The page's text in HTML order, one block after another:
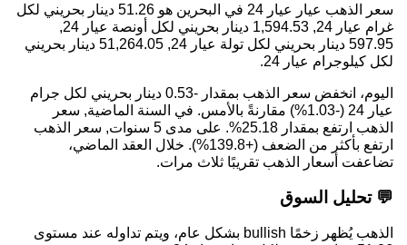
سعر الذهب عيار عيار 24 في البحرين هو 51.26 دينار بحريني لكل
غرام عيار 24,
1,594.53 دينار بحريني لكل أونصة عيار 24,
597.95 دينار بحريني لكل تولة عيار 24, 51,264.05 دينار بحريني
لكل كيلوجرام عيار 24.
اليوم، انخفض سعر الذهب بمقدار -0.53 دينار بحريني لكل جرام
عيار 24 (-1.03%) مقارنةً بالأمس. في السنة الماضية, سعر
الذهب ارتفع بمقدار 25.18%. على مدى 5 سنوات, سعر الذهب
ارتفع بأكثر من الضعف (+139.8%). خلال العقد الماضي،
تضاعفت أسعار الذهب تقريبًا ثلاث مرات.
💬 تحليل السوق
الذهب يُظهر زخمًا bullish بشكل عام، ويتم تداوله عند مستوى